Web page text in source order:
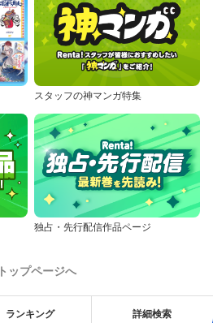
スタッフの神マンガ特集
独占・先行配信作品ページ
トップページへ
ランキング 詳細検索